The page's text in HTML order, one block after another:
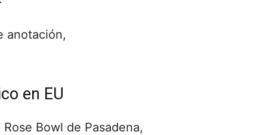
anotación,
en EU
Bowl de Pasadena,